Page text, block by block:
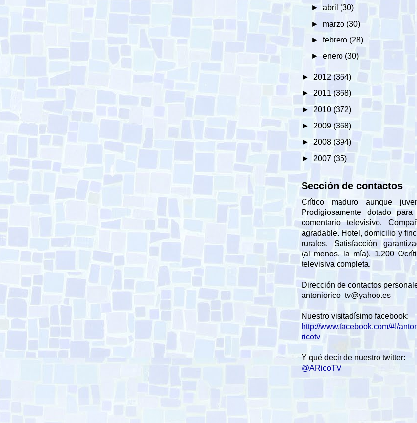
► abril (30)
► marzo (30)
► febrero (28)
► enero (30)
► 2012 (364)
►2011(368)
► 2010 (372)
► 2009 (368)
► 2008 (394)
► 2007 (35)
Sección de contactos
Crítico maduro aunque
Prodigiosamente dotado
comentario televisivo.
agradable. Hotel, domicilio y
rurales. Satisfacción
(al menos, la mía). 1.200 €/
televisiva completa.
Dirección de contactos
antoniorico_tv@yahoo.es
Nuestro visitadísimo facebook:
http://www.facebook.com/#!/
ricotv
Y qué decir de nuestro twitter:
@ARicoTV